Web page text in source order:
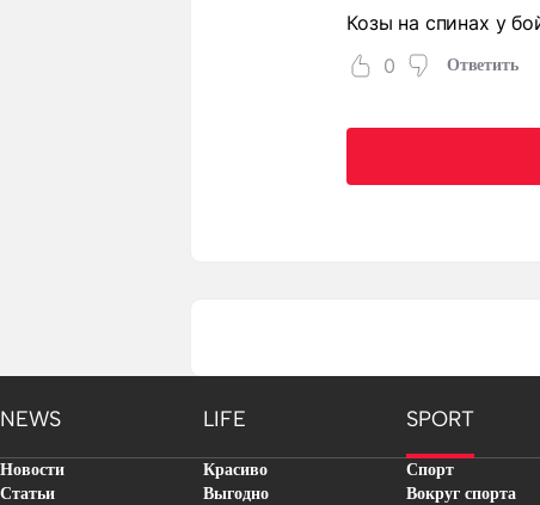
Козы на спинах у
0
Ответить
NEWS LIFE SPORT
Новости
Статьи
Красиво
Выгодно
Спорт
Вокруг спорта